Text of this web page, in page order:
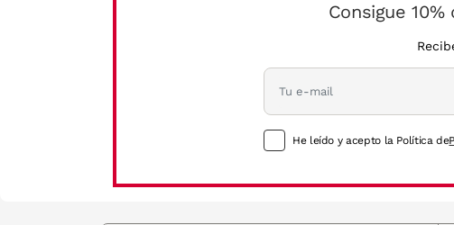
Consigue
He leído y acepto la Política de